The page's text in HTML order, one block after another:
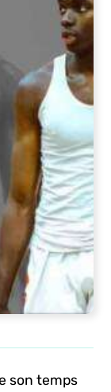
son temps